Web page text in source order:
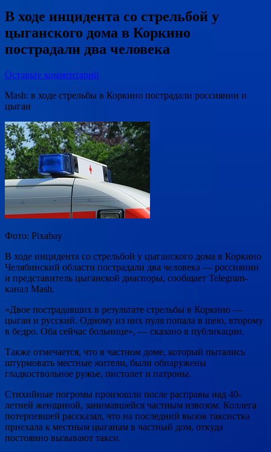
В ходе инцидента со стрельбой у
цыганского дома в Коркино
пострадали два человека
Оставьте комментарий
Mash: в ходе стрельбы в Коркино пострадали россиянин и
цыган
Фото: Pixabay
В ходе инцидента со стрельбой у цыганского дома в Коркино
Челябинский области пострадали два человека — россиянин
и представитель цыганской диаспоры, сообщает Telegram-
канал Mash.
«Двое пострадавших в результате стрельбы в Коркино —
цыган и русский. Одному из них пуля попала в шею, второму
в бедро. Оба сейчас больнице», — сказано в публикации.
Также отмечается, что в частном доме, который пытались
штурмовать местные жители, были обнаружены
гладкоствольное ружье, пистолет и патроны.
Стихийные погромы произошли после расправы над 40-
летней женщиной, занимавшейся частным извозом. Коллега
потерпевшей рассказал, что на последний вызов таксистка
приехала к местным цыганам в частный дом, откуда
постоянно вызывают такси.